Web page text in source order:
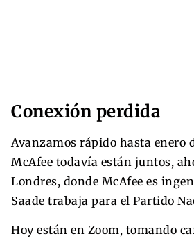
Conexión perdida
Avanzamos rápido hasta enero
McAfee todavía están juntos,
Londres, donde McAfee es
Saade trabaja para el Partido
Hoy están en Zoom, tomando